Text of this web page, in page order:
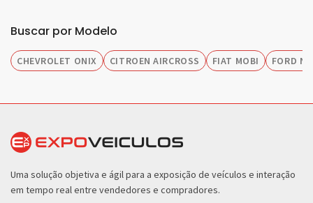
Buscar por Modelo
CHEVROLET ONIX CITROEN AIRCROSS FIAT MOBI FORD
Uma solução objetiva e ágil para a exposição de veículos e interação
em tempo real entre vendedores e compradores.